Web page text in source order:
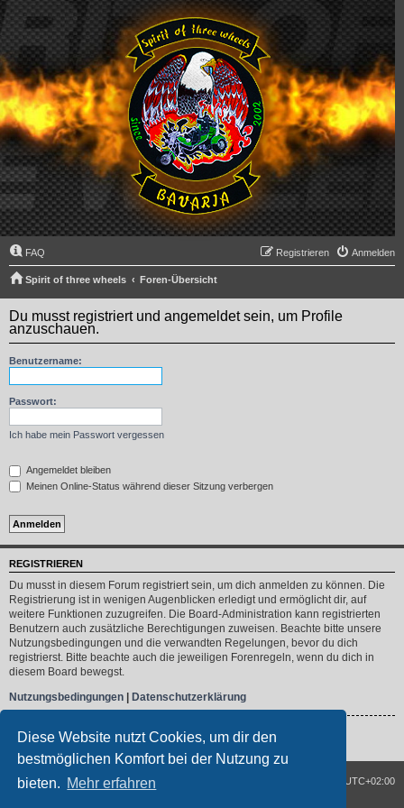
Diese Website nutzt Cookies, um dir den
bestmöglichen Komfort bei der Nutzung zu
bieten. Mehr erfahren
FAQ Anmelden
Registrieren
Spirit of three wheels Foren-Übersicht
Du musst registriert und angemeldet sein, um Profile
anzuschauen.
Benutzername:
Passwort:
Ich habe mein Passwort vergessen
Angemeldet bleiben
Meinen Online-Status während dieser Sitzung verbergen
REGISTRIEREN
Du musst in diesem Forum registriert sein, um dich anmelden zu können. Die
Registrierung ist in wenigen Augenblicken erledigt und ermöglicht dir, auf
weitere Funktionen zuzugreifen. Die Board-Administration kann registrierten
Benutzern auch zusätzliche Berechtigungen zuweisen. Beachte bitte unsere
Nutzungsbedingungen und die verwandten Regelungen, bevor du dich
registrierst. Bitte beachte auch die jeweiligen Forenregeln, wenn du dich in
diesem Board bewegst.
Nutzungsbedingungen | Datenschutzerklärung
Registrieren
Spirit of three wheels Foren-Übersicht UTC+02:00